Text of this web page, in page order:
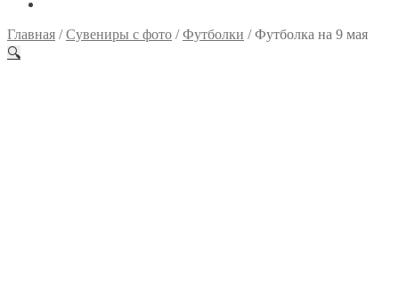
Главная /Сувениры с фото /Футболки /Футболка на 9 мая
🔍